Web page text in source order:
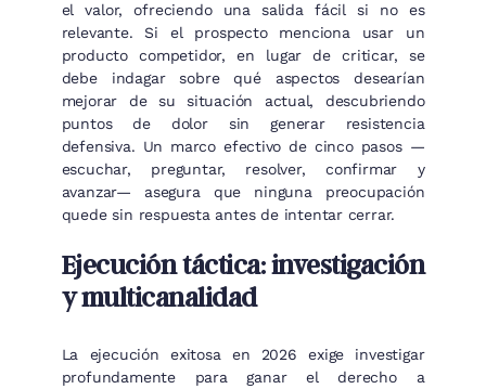
el valor, ofreciendo una salida fácil si no es
relevante. Si el prospecto menciona usar un
producto competidor, en lugar de criticar, se
debe indagar sobre qué aspectos desearían
mejorar de su situación actual, descubriendo
puntos de dolor sin generar resistencia
defensiva. Un marco efectivo de cinco pasos —
escuchar, preguntar, resolver, confirmar y
avanzar— asegura que ninguna preocupación
quede sin respuesta antes de intentar cerrar.
Ejecución táctica: investigación
y multicanalidad
La ejecución exitosa en 2026 exige investigar
profundamente para ganar el derecho a